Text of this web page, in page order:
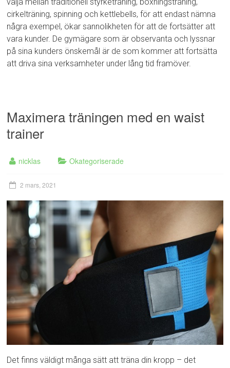
cirkelträning, spinning och kettlebells, för att endast nämna
några exempel, ökar sannolikheten för att de fortsätter att
vara kunder. De gymägare som är observanta och lyssnar
på sina kunders önskemål är de som kommer att fortsätta
att driva sina verksamheter under lång tid framöver.
Maximera träningen med en waist
trainer
nicklas Okategoriserade
2 mars, 2021
Det finns väldigt många sätt att träna din kropp – det